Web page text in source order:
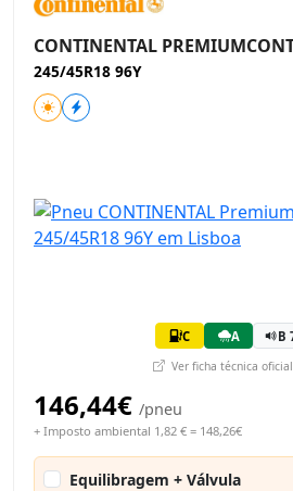
CONTINENTAL
245/45R18 96Y
C A B
Ver ficha técnica oficial
146,44€ /pneu
+ Imposto ambiental 1,82 € = 148,26€
Equilibragem + Válvula